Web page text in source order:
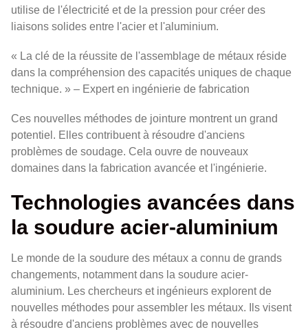
utilise de l'électricité et de la pression pour créer des
liaisons solides entre l'acier et l'aluminium.
« La clé de la réussite de l'assemblage de métaux réside
dans la compréhension des capacités uniques de chaque
technique. » – Expert en ingénierie de fabrication
Ces nouvelles méthodes de jointure montrent un grand
potentiel. Elles contribuent à résoudre d'anciens
problèmes de soudage. Cela ouvre de nouveaux
domaines dans la fabrication avancée et l'ingénierie.
Technologies avancées dans
la soudure acier-aluminium
Le monde de la soudure des métaux a connu de grands
changements, notamment dans la soudure acier-
aluminium. Les chercheurs et ingénieurs explorent de
nouvelles méthodes pour assembler les métaux. Ils visent
à résoudre d'anciens problèmes avec de nouvelles